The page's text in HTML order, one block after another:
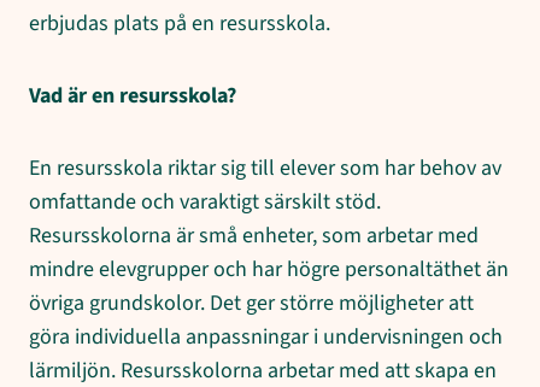
erbjudas plats på en resursskola.
Vad är en resursskola?
En resursskola riktar sig till elever som har behov av
omfattande och varaktigt särskilt stöd.
Resursskolorna är små enheter, som arbetar med
mindre elevgrupper och har högre personaltäthet än
övriga grundskolor. Det ger större möjligheter att
göra individuella anpassningar i undervisningen och
lärmiljön. Resursskolorna arbetar med att skapa en